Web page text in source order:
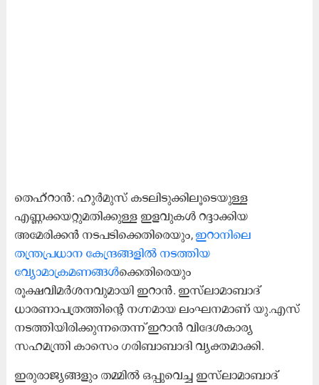
തെഹ്റാൻ: ഹുർമുസ് കടലിടുക്കിലൂടെയുള്ള
എണ്ണക്കയറ്റുമതിക്കുള്ള ഇളവുകൾ റദ്ദാക്കിയ
അമേരിക്കൻ നടപടിക്കെതിരെയും,ഇറാനിലെ
തന്ത്രപ്രധാന കേന്ദ്രങ്ങളിൽ നടത്തിയ
വ്യോമാക്രമണങ്ങൾക്കെതിരെയും
രൂക്ഷവിമർശനവുമായി ഇറാൻ. ഇസ്‌ലാമാബാദ്
ധാരണാപത്രത്തിന്റെ നഗ്നമായ ലംഘനമാണ് യു.എസ്
നടത്തിയിരിക്കുന്നതെന്ന് ഇറാൻ വിദേശകാര്യ
സഹമന്ത്രി കാസെം ഗരിബാബാദി വ്യക്തമാക്കി.
ഇരുരാജ്യങ്ങളും തമ്മിൽ ഒപ്പുവെച്ച ഇസ്‌ലാമാബാദ്